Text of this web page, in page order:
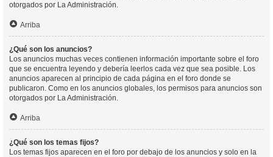
otorgados por La Administración.
Arriba
¿Qué son los anuncios?
Los anuncios muchas veces contienen información importante sobre el foro
que se encuentra leyendo y debería leerlos cada vez que sea posible. Los
anuncios aparecen al principio de cada página en el foro donde se
publicaron. Como en los anuncios globales, los permisos para anuncios son
otorgados por La Administración.
Arriba
¿Qué son los temas fijos?
Los temas fijos aparecen en el foro por debajo de los anuncios y solo en la